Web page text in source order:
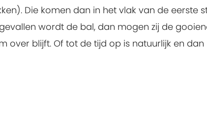
Die komen dan in het vlak van de eerste
wordt de bal, dan mogen zij de
over blijft. Of tot de tijd op is natuurlijk en dan